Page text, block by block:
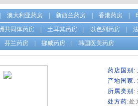
澳大利亚药房 新西兰药房 香港药房
共同体药房 土耳其药房 以色列药房
芬兰药房 挪威药房 韩国医美药房
药店国别:
产地国家:
所属类别 :
处方药:处